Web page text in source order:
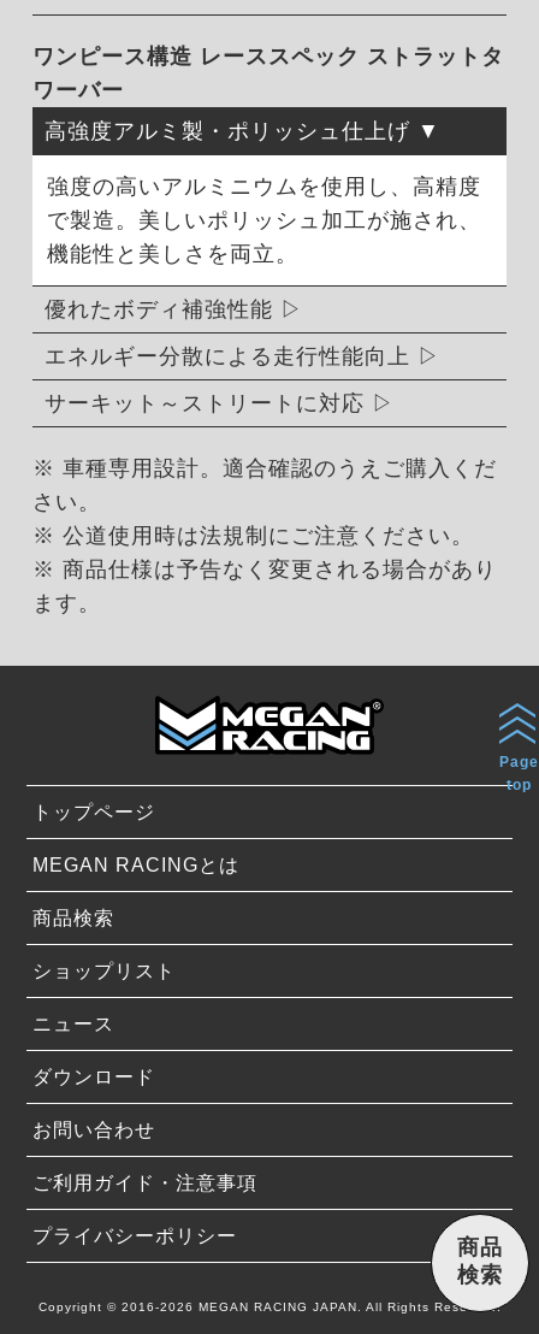
ワンピース構造 レーススペック ストラットタ
ワーバー
高強度アルミ製・ポリッシュ仕上げ
強度の高いアルミニウムを使用し、高精度
で製造。美しいポリッシュ加工が施され、
機能性と美しさを両立。
優れたボディ補強性能
エネルギー分散による走行性能向上
サーキット～ストリートに対応
※ 車種専用設計。適合確認のうえご購入くだ
さい。
※ 公道使用時は法規制にご注意ください。
※ 商品仕様は予告なく変更される場合があり
ます。
トップページ
MEGAN RACINGとは
商品検索
ショップリスト
ニュース
ダウンロード
お問い合わせ
ご利用ガイド・注意事項
プライバシーポリシー
Copyright © 2016-2026 MEGAN RACING JAPAN. All Rights Reserved.
Page
top
商品
検索